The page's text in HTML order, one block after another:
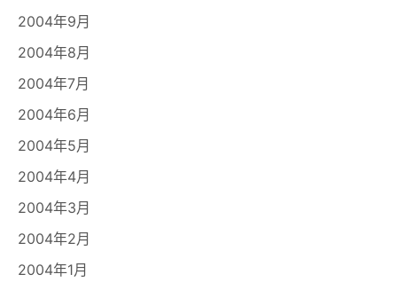
2004年9月
2004年8月
2004年7月
2004年6月
2004年5月
2004年4月
2004年3月
2004年2月
2004年1月